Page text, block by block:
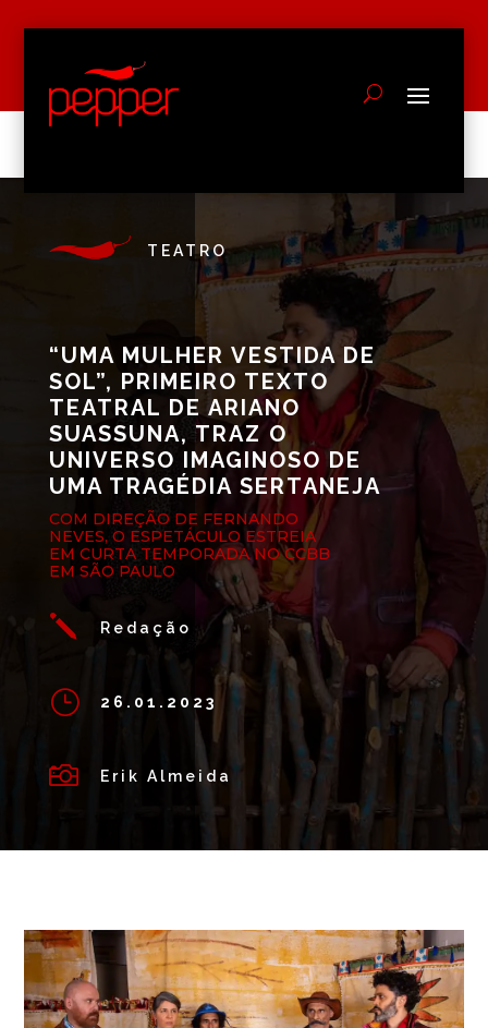
TEATRO
“UMA MULHER VESTIDA DE
SOL”, PRIMEIRO TEXTO
TEATRAL DE ARIANO
SUASSUNA, TRAZ O
UNIVERSO IMAGINOSO DE
UMA TRAGÉDIA SERTANEJA
COM DIREÇÃO DE FERNANDO
NEVES, O ESPETÁCULO ESTREIA
EM CURTA TEMPORADA NO CCBB
EM SÃO PAULO
j Redação
} 26.01.2023
 Erik Almeida